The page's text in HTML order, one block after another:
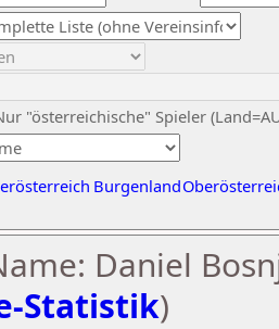
"österreichische" Spieler
Burgenland
Daniel
Statistik)